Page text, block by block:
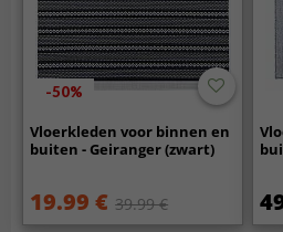
-50%
Vloerkleden voor binnen en
buiten - Geiranger (zwart)
19.99 € 39.99 €